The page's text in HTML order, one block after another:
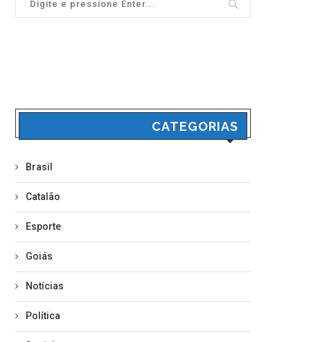
CATEGORIAS
Brasil
Catalão
Esporte
Goiás
Notícias
Política